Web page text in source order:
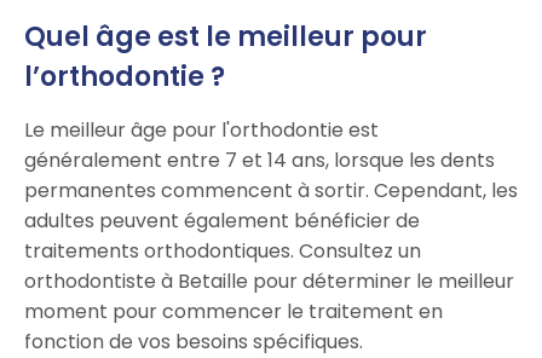
Quel âge est le meilleur pour
l’orthodontie ?
Le meilleur âge pour l'orthodontie est
généralement entre 7 et 14 ans, lorsque les dents
permanentes commencent à sortir. Cependant, les
adultes peuvent également bénéficier de
traitements orthodontiques. Consultez un
orthodontiste à Betaille pour déterminer le meilleur
moment pour commencer le traitement en
fonction de vos besoins spécifiques.